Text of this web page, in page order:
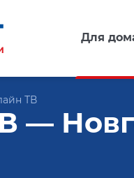
Для
ТВ
—